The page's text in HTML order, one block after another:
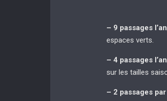
– 9 passages l’an
espaces verts.
– 4 passages l’an
sur les tailles
– 2 passages par